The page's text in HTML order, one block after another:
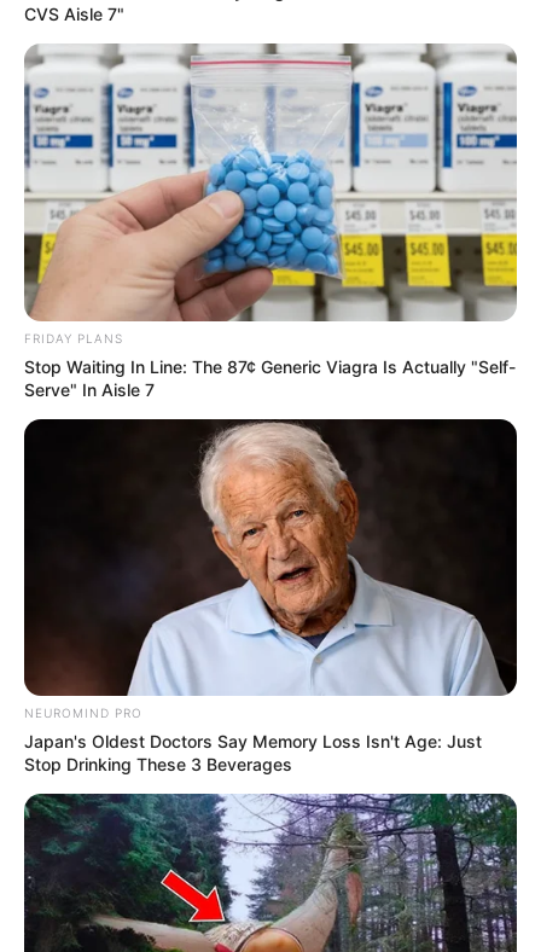
ΒΑΣΙΛΙΑΣ ΚΑΡΟΛΟΣ, ΣΙΩΝΙΣΜΟΣ ΚΑΙ ΙΣΛΑΜ.. Έχουν περάσει
του Καρόλου του τρίτου, ωστόσο κατά τη διάρκεια αυτής...
ΡΟΗ ΤΩΝ ΑΡΘΡΩΝ
Ο ΙΣΛΑΜΙΚΟΣ ΠΑΡΑΔΕΙΣΟΣ
Ο ΙΣΛΑΜΙΚΟΣ ΠΑΡΑΔΕΙΣΟΣ.. Κατά τη μουσουλμανική
παράδοση ο Αρχάγγελος Γαβριήλ δεν ε­νήργησε τα δέοντα
μόνο επί της Παρθένου Μαρίας, αλλά και επί της Αμινάχ, ή...
CVS Aisle 7"
FRIDAY PLANS
Stop Waiting In Line: The 87¢ Generic Viagra Is Actually "Self-
Serve" In Aisle 7
NEUROMIND PRO
Japan's Oldest Doctors Say Memory Loss Isn't Age: Just
Stop Drinking These 3 Beverages